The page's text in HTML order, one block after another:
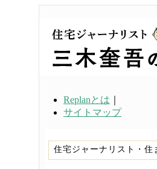
Replanとは
サイトマップ
住宅ジャーナリスト・